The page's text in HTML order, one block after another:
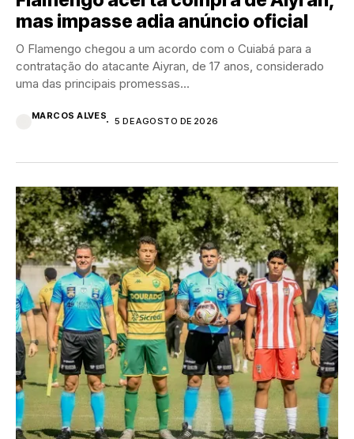
mas impasse adia anúncio oficial
O Flamengo chegou a um acordo com o Cuiabá para a
contratação do atacante Aiyran, de 17 anos, considerado
uma das principais promessas...
MARCOS ALVES
5 DE AGOSTO DE 2026